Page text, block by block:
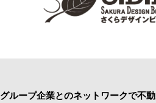
グループ企業とのネットワークで不